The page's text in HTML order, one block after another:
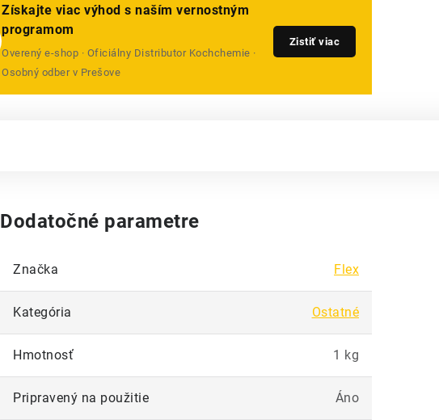
Získajte viac výhod s naším vernostným
programom
Overený e-shop · Oficiálny Distributor Kochchemie ·
Osobný odber v Prešove
Zistiť viac
Dodatočné parametre
Značka Flex
Kategória Ostatné
Hmotnosť 1 kg
Pripravený na použitie Áno